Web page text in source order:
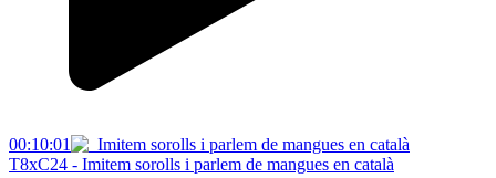
00:10:01
T8xC24 - Imitem sorolls i parlem de mangues en català